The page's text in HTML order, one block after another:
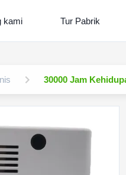
kami Tur Pabrik
30000 Jam